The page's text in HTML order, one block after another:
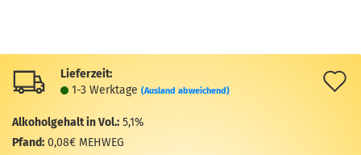
Lieferzeit:
1-3 Werktage (Ausland abweichend)
Alkoholgehalt in Vol.: 5,1%
Pfand: 0,08€ MEHWEG